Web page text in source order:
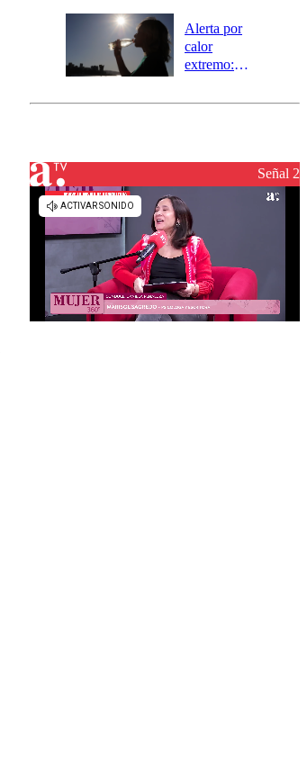
Alerta por
calor
extremo:
activa Alerta
Señal 2